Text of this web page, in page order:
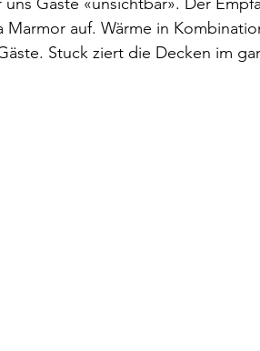
Marmor auf. Wärme in
Stuck ziert die Decken im